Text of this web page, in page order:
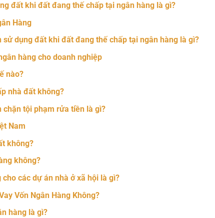
đất khi đất đang thế chấp tại ngân hàng là gì?
Hàng
dụng đất khi đất đang thế chấp tại ngân hàng là gì?
hàng cho doanh nghiệp
nào?
nhà đất không?
chặn tội phạm rửa tiền là gì?
Nam
không?
không?
các dự án nhà ở xã hội là gì?
Vốn Ngân Hàng Không?
hàng là gì?